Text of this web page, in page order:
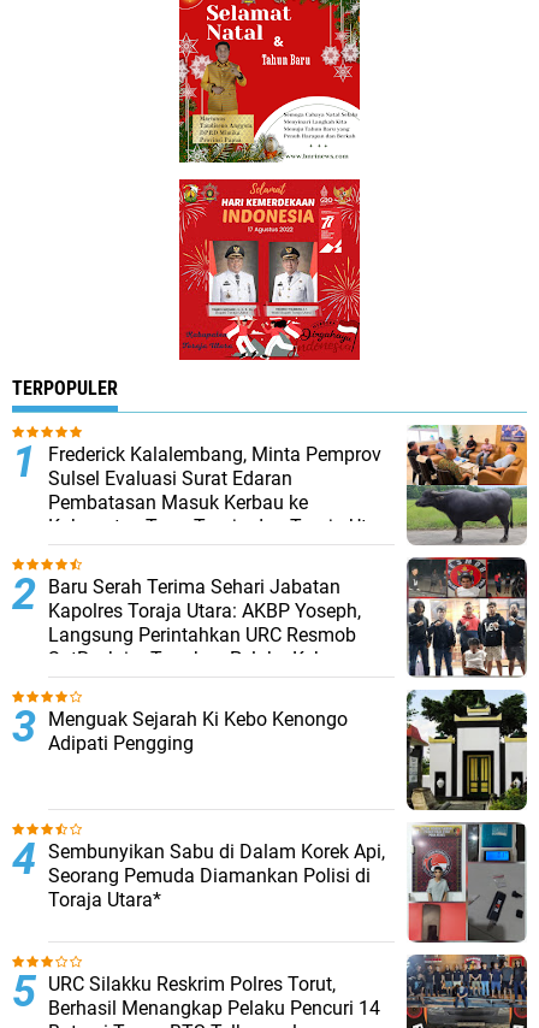
TERPOPULER
Frederick Kalalembang, Minta Pemprov
Sulsel Evaluasi Surat Edaran
Pembatasan Masuk Kerbau ke
Kabupaten Tana Toraja dan Toraja Utara
Baru Serah Terima Sehari Jabatan
Kapolres Toraja Utara: AKBP Yoseph,
Langsung Perintahkan URC Resmob
SatReskrim Tangkap Pelaku Kekerasan
Seksual Anak Di Bawah Umur
Menguak Sejarah Ki Kebo Kenongo
Adipati Pengging
Sembunyikan Sabu di Dalam Korek Api,
Seorang Pemuda Diamankan Polisi di
Toraja Utara*
URC Silakku Reskrim Polres Torut,
Berhasil Menangkap Pelaku Pencuri 14